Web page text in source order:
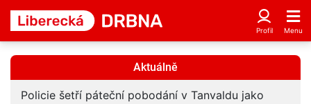
Aktuálně
Policie šetří páteční pobodání v Tanvaldu jako